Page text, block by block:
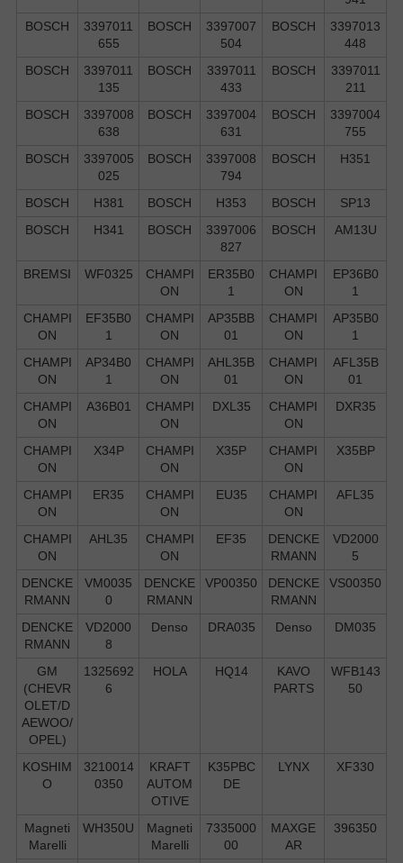
BOSCH
3397011
655
BOSCH
3397007
504
BOSCH
3397013
448
BOSCH
3397011
135
BOSCH
3397011
433
BOSCH
3397011
211
BOSCH
3397008
638
BOSCH
3397004
631
BOSCH
3397004
755
BOSCH
3397005
025
BOSCH
3397008
794
BOSCH H351
BOSCH H381 BOSCH H353 BOSCH
SP13
BOSCH
H341 BOSCH
3397006
827
BOSCH AM13U
BREMSI WF0325
CHAMPI
ON
ER35B0
1
CHAMPI
ON
EP36B0
1
CHAMPI
ON
EF35B0
1
CHAMPI
ON
AP35BB
01
CHAMPI
ON
AP35B0
1
CHAMPI
ON
AP34B0
1
CHAMPI
ON
AHL35B
01
CHAMPI
ON
AFL35B
01
CHAMPI
ON
A36B01
CHAMPI
ON
DXL35
CHAMPI
ON
DXR35
CHAMPI
ON
X34P
CHAMPI
ON
X35P
CHAMPI
ON
X35BP
CHAMPI
ON
ER35
CHAMPI
ON
EU35
CHAMPI
ON
AFL35
CHAMPI
ON
AHL35
CHAMPI
ON
EF35
DENCKE
RMANN
VD2000
5
DENCKE
RMANN
VM0035
0
DENCKE
RMANN
VP00350
DENCKE
RMANN
VS00350
DENCKE
RMANN
VD2000
8
Denso DRA035 Denso DM035
GM
(CHEVR
OLET/D
AEWOO/
OPEL)
1325692
6
HOLA HQ14
KAVO
PARTS
WFB143
50
KOSHIM
O
3210014
0350
KRAFT
AUTOM
OTIVE
K35PBC
DE
LYNX XF330
Magneti
Marelli
WH350U
Magneti
Marelli
7335000
00
MAXGE
AR
396350